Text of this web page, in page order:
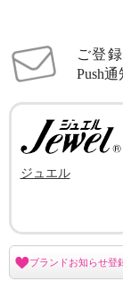
ご登
Push
ジュエル
ブランドお知らせ登